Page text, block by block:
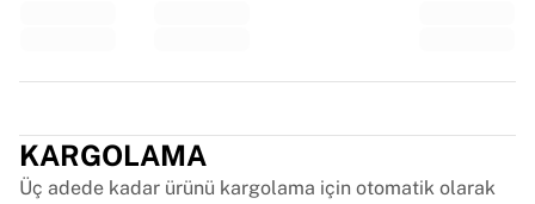
Formanızı çerçeveletin
Koleksiyonum
KARGOLAMA
Üç adede kadar ürünü kargolama için otomatik olarak